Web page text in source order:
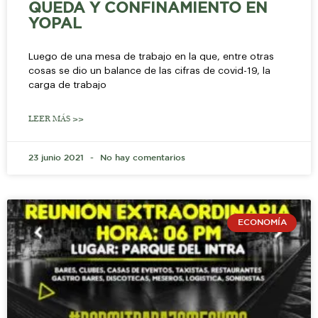
QUEDA Y CONFINAMIENTO EN
YOPAL
Luego de una mesa de trabajo en la que, entre otras
cosas se dio un balance de las cifras de covid-19, la
carga de trabajo
LEER MÁS >>
23 junio 2021 No hay comentarios
ECONOMÍA